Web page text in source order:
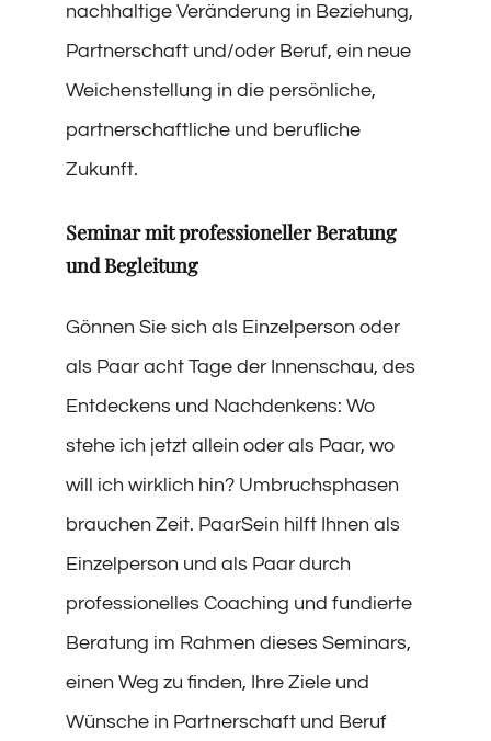
nachhaltige Veränderung in Beziehung,
Partnerschaft und/oder Beruf, ein neue
Weichenstellung in die persönliche,
partnerschaftliche und berufliche
Zukunft.
Seminar mit professioneller Beratung
und Begleitung
Gönnen Sie sich als Einzelperson oder
als Paar acht Tage der Innenschau, des
Entdeckens und Nachdenkens: Wo
stehe ich jetzt allein oder als Paar, wo
will ich wirklich hin? Umbruchsphasen
brauchen Zeit. PaarSein hilft Ihnen als
Einzelperson und als Paar durch
professionelles Coaching und fundierte
Beratung im Rahmen dieses Seminars,
einen Weg zu finden, Ihre Ziele und
Wünsche in Partnerschaft und Beruf